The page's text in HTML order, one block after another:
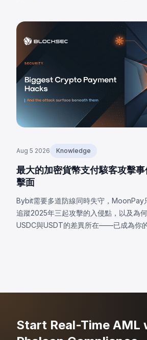
Aug 5 2026 Knowledge
最大的加密貨幣支付駭客攻擊
擊面
Bybit需要多道防線同時失守，MoonPay
追蹤2025年三起攻擊的入侵點，以及
USDC與USDT的差異所在——已成為你的
Start Real-Time AML